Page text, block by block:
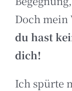
Doch mein
du hast
dich!
Ich spürte